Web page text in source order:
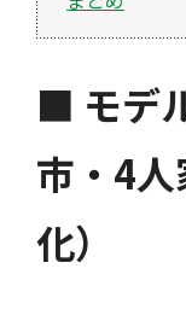
■ モデ
市・4
化）